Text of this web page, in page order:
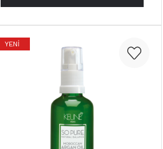
YENI